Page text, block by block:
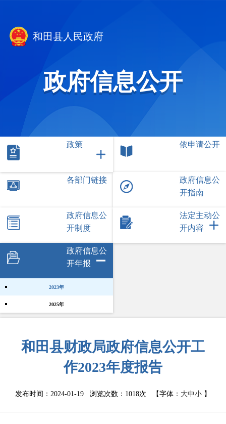
和田县人民政府
政府信息公开
政策 依申请公开
各部门链接
政府信息公
开指南
政府信息公
开制度
法定主动公
开内容
政府信息公
开年报
2023年
2025年
和田县财政局政府信息公开工
作2023年度报告
发布时间：2024-01-19 浏览次数： 1018次 【字体： 大中小 】